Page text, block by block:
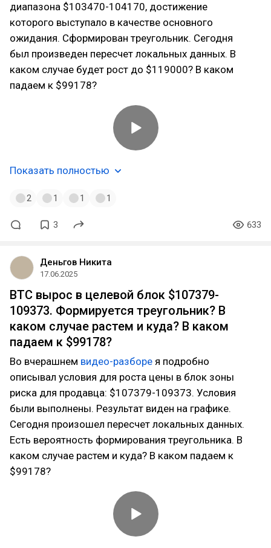
диапазона $103470-104170, достижение
которого выступало в качестве основного
ожидания. Сформирован треугольник. Сегодня
был произведен пересчет локальных данных. В
каком случае будет рост до $119000? В каком
падаем к $99178?
Показать полностью
2 1 1 1
3 633
Деньгов Никита
17.06.2025
BTC вырос в целевой блок $107379-
109373. Формируется треугольник? В
каком случае растем и куда? В каком
падаем к $99178?
Во вчерашнем видео-разборе я подробно
описывал условия для роста цены в блок зоны
риска для продавца: $107379-109373. Условия
были выполнены. Результат виден на графике.
Сегодня произошел пересчет локальных данных.
Есть вероятность формирования треугольника. В
каком случае растем и куда? В каком падаем к
$99178?